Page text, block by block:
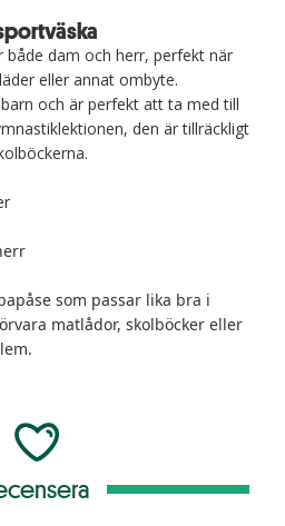
både dam och herr, perfekt när
eller annat ombyte.
och är perfekt att ta med till
den är tillräckligt
som passar lika bra i
matlådor, skolböcker eller